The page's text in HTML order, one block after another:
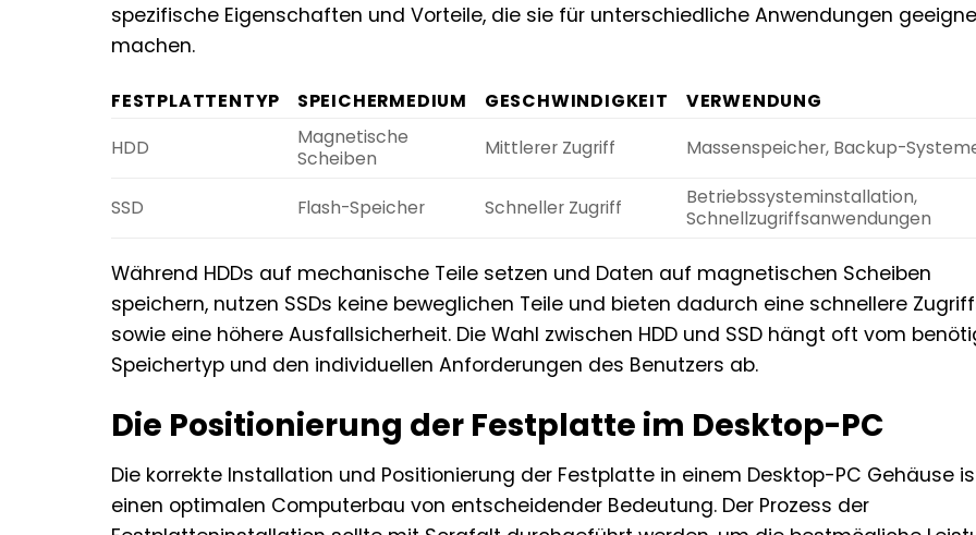
spezifische Eigenschaften und Vorteile, die sie für unterschiedliche Anwendungen
machen.
FESTPLATTENTYP SPEICHERMEDIUM GESCHWINDIGKEIT
VERWENDUNG
HDD
Magnetische
Scheiben
Mittlerer Zugriff Massenspeicher, Backup-
SSD Flash-Speicher Schneller Zugriff
Betriebssysteminstallation,
Schnellzugriffsanwendungen
Während HDDs auf mechanische Teile setzen und Daten auf magnetischen Scheiben
speichern, nutzen SSDs keine beweglichen Teile und bieten dadurch eine schnellere
sowie eine höhere Ausfallsicherheit. Die Wahl zwischen HDD und SSD hängt oft vom
Speichertyp und den individuellen Anforderungen des Benutzers ab.
Die Positionierung der Festplatte im Desktop-PC
Die korrekte Installation und Positionierung der Festplatte in einem Desktop-PC Gehäuse
einen optimalen Computerbau von entscheidender Bedeutung. Der Prozess der